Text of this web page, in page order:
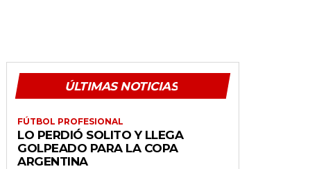
ÚLTIMAS NOTICIAS
FÚTBOL PROFESIONAL
LO PERDIÓ SOLITO Y LLEGA
GOLPEADO PARA LA COPA
ARGENTINA